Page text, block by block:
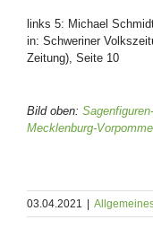
links 5: Michael
in: Schweriner
Zeitung), Seite 10
Bild oben:
Mecklenburg-
03.04.2021 |